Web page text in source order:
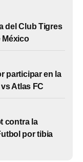
del Club Tigres
México
participar en la
Atlas FC
contra la
por tibia